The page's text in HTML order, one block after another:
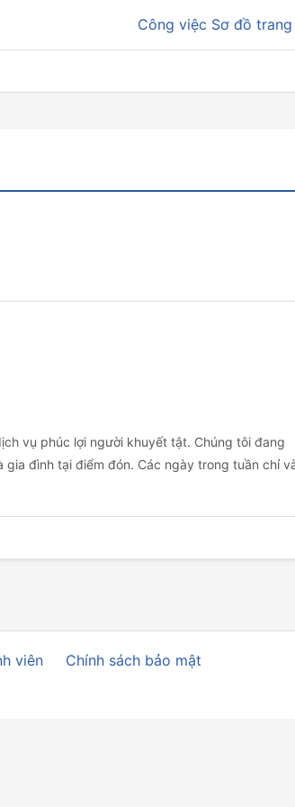
Công việc Sơ đồ
vụ phúc lợi người khuyết tật. Chúng tôi đang
đình tại điểm đón. Các ngày trong tuần chỉ
viên Chính sách bảo mật